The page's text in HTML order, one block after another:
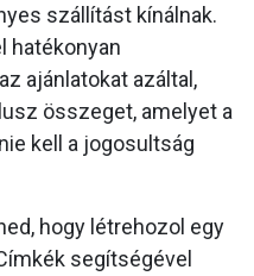
szállítást kínálnak.
hatékonyan
ajánlatokat azáltal,
összeget, amelyet a
kell a jogosultság
hogy létrehozol egy
segítségével